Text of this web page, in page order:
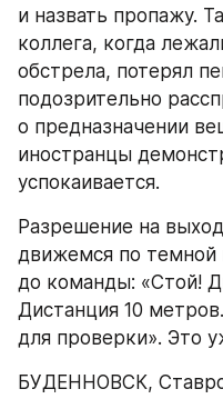
и назвать пропажу.
коллега, когда
обстрела, потерял
подозрительно
о предназначении
иностранцы
успокаивается.
Разрешение на
движемся по темной
до команды: «Стой!
Дистанция 10
для проверки». Это
БУДЕННОВСК,